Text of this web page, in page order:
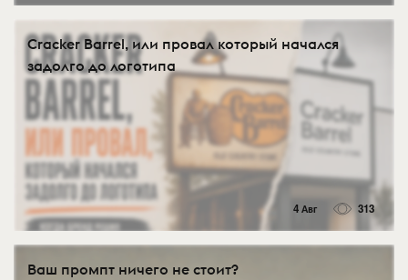
Cracker Barrel, или провал который начался
задолго до логотипа
4 Авг 313
Ваш промпт ничего не стоит?